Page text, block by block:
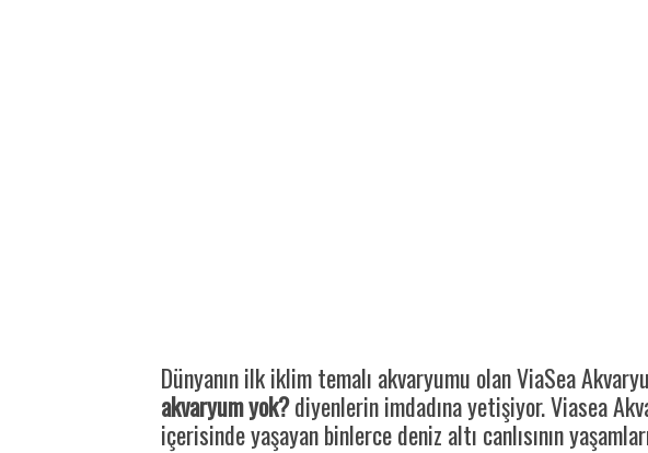
Dünyanın ilk iklim temalı akvaryumu olan ViaSea
akvaryum yok?diyenlerin imdadına yetişiyor. Viasea
içerisinde yaşayan binlerce deniz altı canlısının